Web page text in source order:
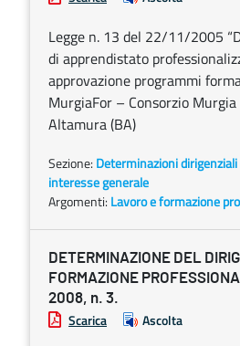
Legge n. 13 del 22/11/2005
di apprendistato
approvazione programmi
MurgiaFor – Consorzio
Altamura (BA)
Sezione: Determinazioni
interesse generale
Argomenti: Lavoro e formazione
DETERMINAZIONE DEL
FORMAZIONE
2008, n. 3.
Scarica Ascolta